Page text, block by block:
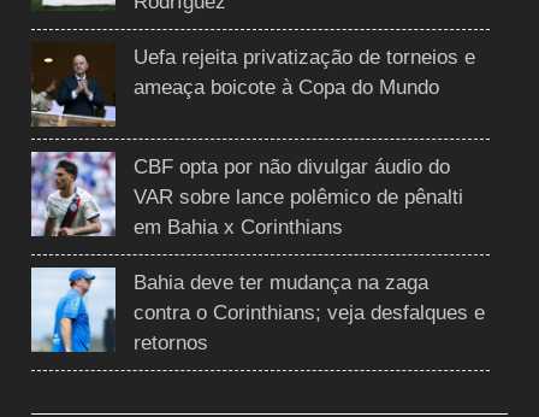
Uefa rejeita privatização de torneios e
ameaça boicote à Copa do Mundo
CBF opta por não divulgar áudio do
VAR sobre lance polêmico de pênalti
em Bahia x Corinthians
Bahia deve ter mudança na zaga
contra o Corinthians; veja desfalques e
retornos